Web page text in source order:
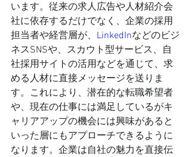
います。従来の求人広告や人材紹介会
社に依存するだけでなく、企業の採用
担当者や経営層が、 LinkedInなどのビジ
ネスSNSや、スカウト型サービス、自
社採用サイトの活用などを通じて、求
める人材に直接メッセージを送りま
す。これにより、潜在的な転職希望者
や、現在の仕事には満足しているがキ
ャリアアップの機会には興味があると
いった層にもアプローチできるように
なります。企業は自社の魅力を直接伝